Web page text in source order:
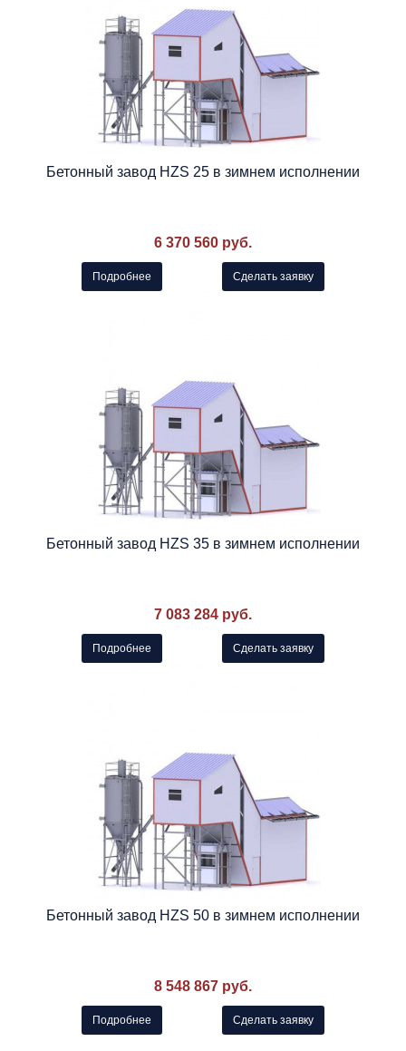
Бетонный завод HZS 25 в зимнем исполнении
6 370 560 руб.
Подробнее Сделать заявку
Бетонный завод HZS 35 в зимнем исполнении
7 083 284 руб.
Подробнее Сделать заявку
Бетонный завод HZS 50 в зимнем исполнении
8 548 867 руб.
Подробнее Сделать заявку